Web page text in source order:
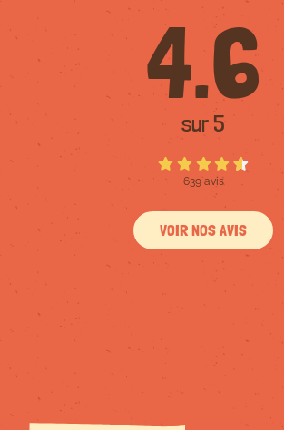
4.6
sur 5
639 avis
VOIR NOS AVIS